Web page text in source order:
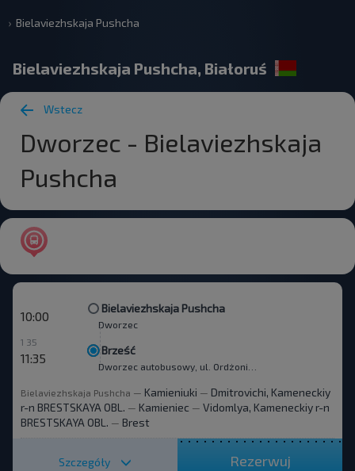
Bielaviezhskaja Pushcha
Bielaviezhskaja Pushcha, Białoruś
Wstecz
Dworzec - Bielaviezhskaja
Pushcha
10:00
Bielaviezhskaja Pushcha
Dworzec
1 35
11:35
Brześć
Bielaviezhskaja Pushcha — Kamieniuki — Dmitrovichi, Kameneckiy
r-n BRESTSKAYA OBL. — Kamieniec — Vidomlya, Kameneckiy r-n
BRESTSKAYA OBL. — Brest
Szczegóły Rezerwuj